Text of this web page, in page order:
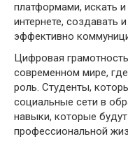
платформами, искать
интернете, создавать
эффективно
Цифровая
современном мире,
роль. Студенты,
социальные сети в
навыки, которые
профессиональной